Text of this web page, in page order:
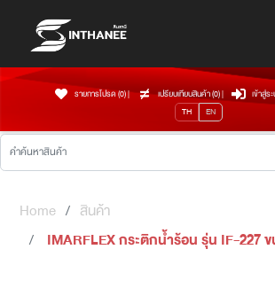
รายการโปรด (0)| เปรียบเทียบสินค้า (0)| เข้าสู่ร
TH
EN
Home
สินค้า
IMARFLEX กระติกน้ำร้อน รุ่น IF-227